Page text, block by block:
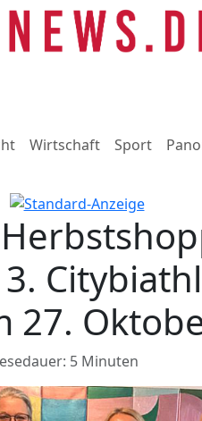
Wirtschaft Sport
27.
5 Minuten